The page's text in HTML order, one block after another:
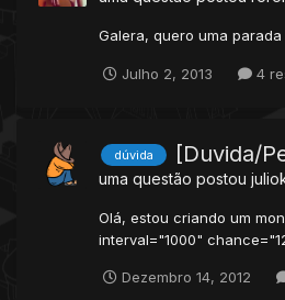
Galera, quero uma
Julho 2, 2013 4
dúvida [Duvida/
uma questão postou
Olá, estou criando um
interval="1000"
Dezembro 14, 2012